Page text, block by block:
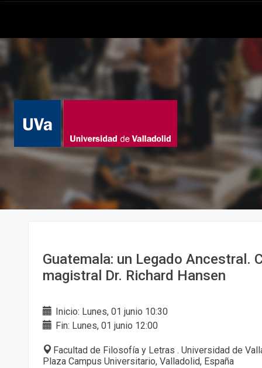
Guatemala: un Legado Ancestral.
magistral Dr. Richard Hansen
Inicio: Lunes, 01 junio 10:30
Fin: Lunes, 01 junio 12:00
Facultad de Filosofía y Letras . Universidad de
Plaza Campus Universitario, Valladolid, España